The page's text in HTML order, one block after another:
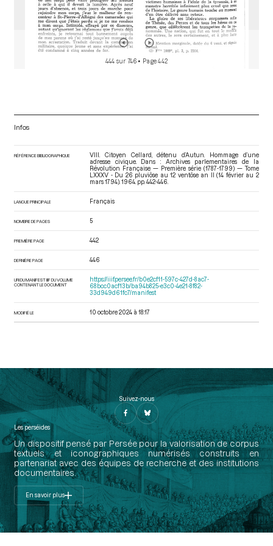
444 sur 746 • Page 442
Infos
RÉFÉRENCE BIBLIOGRAPHIQUE
VIII. Citoyen Cellard, détenu d’Autun. Hommage d’une
adresse civique. Dans : Archives parlementaires de la
Révolution Française — Première série (1787-1799) — Tome
LXXXV - Du 26 pluviôse au 12 ventôse an II (14 février au 2
mars 1794) . 1964. pp. 442-446.
LANGUE PRINCIPALE Français
NOMBRE DE PAGES 5
PREMIÈRE PAGE 442
DERNIÈRE PAGE 446
URI DU MANIFEST IIIF DU VOLUME
CONTENANT LE DOCUMENT
https://iiif.persee.fr/b0e2cf11-597c-427d-8ac7-
68bcc0acf13b/ba94b825-e3c0-4e21-8f82-
33d949d61fc7/manifest
MODIFIÉ LE 10 octobre 2024 à 18:17
Suivez-nous
Les perséides
Un dispositif pensé par Persée pour la valorisation de corpus
textuels et iconographiques numérisés construits en
partenariat avec des équipes de recherche et des institutions
documentaires.
En savoir plus